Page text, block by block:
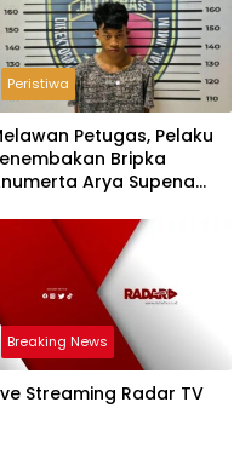
Peristiwa
Petugas, Pelaku
Bripka
Arya Supena
Breaking News
Streaming Radar TV